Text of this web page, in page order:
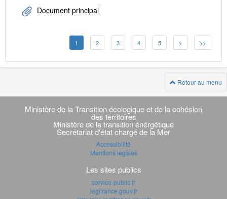
Document principal
1 2 3 4 5 > >>
Retour au menu
Navigation
transverse
Ministère de la Transition écologique et de la cohésion
des territoires
Ministère de la transition énérgétique
Secrétariat d'état chargé de la Mer
Accessibilité
Mentions légales
Les sites publics
service-public.fr
legifrance.gouv.fr